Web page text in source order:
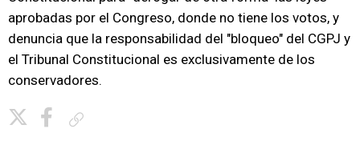
aprobadas por el Congreso, donde no tiene los votos, y
denuncia que la responsabilidad del "bloqueo" del CGPJ y
el Tribunal Constitucional es exclusivamente de los
conservadores.